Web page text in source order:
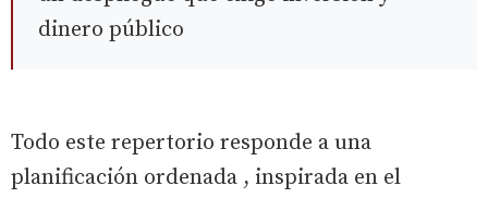
dinero público
Todo este repertorio responde a una
planificación ordenada , inspirada en el